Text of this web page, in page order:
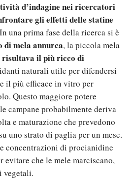
d’indagine nei ricercatori
gli effetti delle statine
una prima fase della ricerca si è
mela annurca, la piccola mela
risultava il più ricco di
naturali utile per difendersi
il più efficace in vitro per
Questo maggiore potere
campane probabilmente deriva
e maturazione che prevedono
uno strato di paglia per un mese.
concentrazioni di procianidine
evitare che le mele marciscano,
vegetali.